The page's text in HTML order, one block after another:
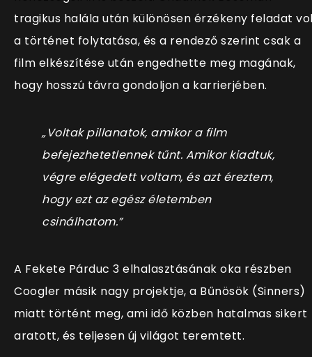
tragikus halála után különösen érzékeny feladat
a történet folytatása, és a rendező szerint csak a
film elkészítése után engedhette meg magának,
hogy hosszú távra gondoljon a karrierjében.
„Voltak pillanatok, amikor a film
befejezhetetlennek tűnt. Amikor kiadtuk,
végre elégedett voltam, és azt éreztem,
hogy ezt az egész életemben
csinálhatom.”
A Fekete Párduc 3 elhalasztásának oka részben
Coogler másik nagy projektje, a Bűnösök (Sinners)
miatt történt meg, ami idő közben hatalmas sikert
aratott, és teljesen új világot teremtett.